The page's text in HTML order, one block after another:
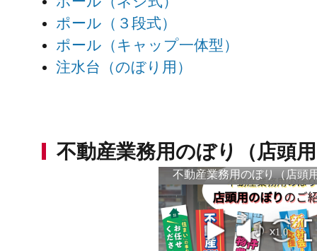
ポール（３段式）
ポール（キャップ一体型）
注水台（のぼり用）
不動産業務用のぼり（店頭